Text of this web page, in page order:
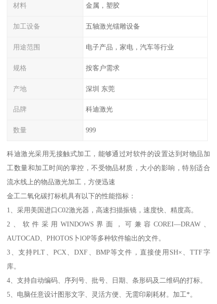
材料 金属，塑胶
加工设备 五轴激光镭雕设备
用途范围 电子产品，家电，汽车等行业
规格 按客户需求
产地 深圳 东莞
品牌 科迪激光
数量 999
科迪激光采用无接触式加工，能够通过对软件的设置达到对物品加
工数量和加工时间的掌控，不受物品材质，大小的影响，特别适合
流水线上的物品激光加工，方便迅速
金工二氧化碳打标机具有以下的性能指标：
1、采用美国进口C02激光器，高速扫描振镜，速度快、精度高。
2、软件采用WINDOWS界面，可兼容COREI—DRAW、
AUTOCAD、PHOTOS卜lOP等多种软件输出的文件。
3、支持PLT、PCX、DXF、BMP等文件，直接使用SH×、TTF字
库。
4、支持自动编码、序列号、批号、日期、条形码及二维码的打标。
5、电脑任意设计图形文字、灵活方便、无需印刷耗材。加工*。